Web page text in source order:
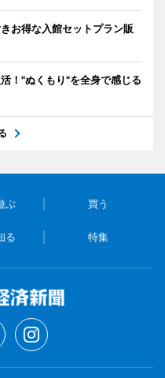
お得な入館セットプラン販
！"ぬくもり"を全身で感じる
ぶ 買う
る 特集